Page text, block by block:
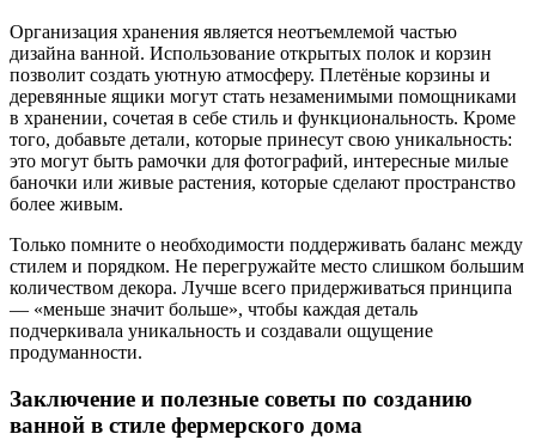
Организация хранения является неотъемлемой частью
дизайна ванной. Использование открытых полок и корзин
позволит создать уютную атмосферу. Плетёные корзины и
деревянные ящики могут стать незаменимыми помощниками
в хранении, сочетая в себе стиль и функциональность. Кроме
того, добавьте детали, которые принесут свою уникальность:
это могут быть рамочки для фотографий, интересные милые
баночки или живые растения, которые сделают пространство
более живым.
Только помните о необходимости поддерживать баланс между
стилем и порядком. Не перегружайте место слишком большим
количеством декора. Лучше всего придерживаться принципа
— «меньше значит больше», чтобы каждая деталь
подчеркивала уникальность и создавали ощущение
продуманности.
Заключение и полезные советы по созданию
ванной в стиле фермерского дома